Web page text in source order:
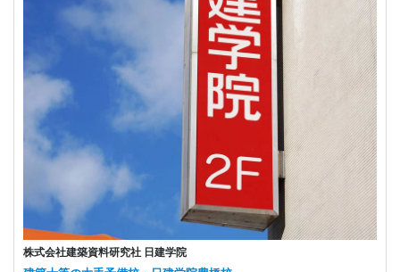
株式会社建築資料研究社 日建学院